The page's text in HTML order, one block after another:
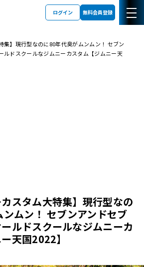
ログイン 無料会員登録
集】現行型なのに80年代臭がムンムン！ セブン
ルドスクールなジムニーカスタム【ジムニー天
カスタム大特集】現行型なの
ムン！ セブンアンドセブ
ルドスクールなジムニーカ
天国2022】